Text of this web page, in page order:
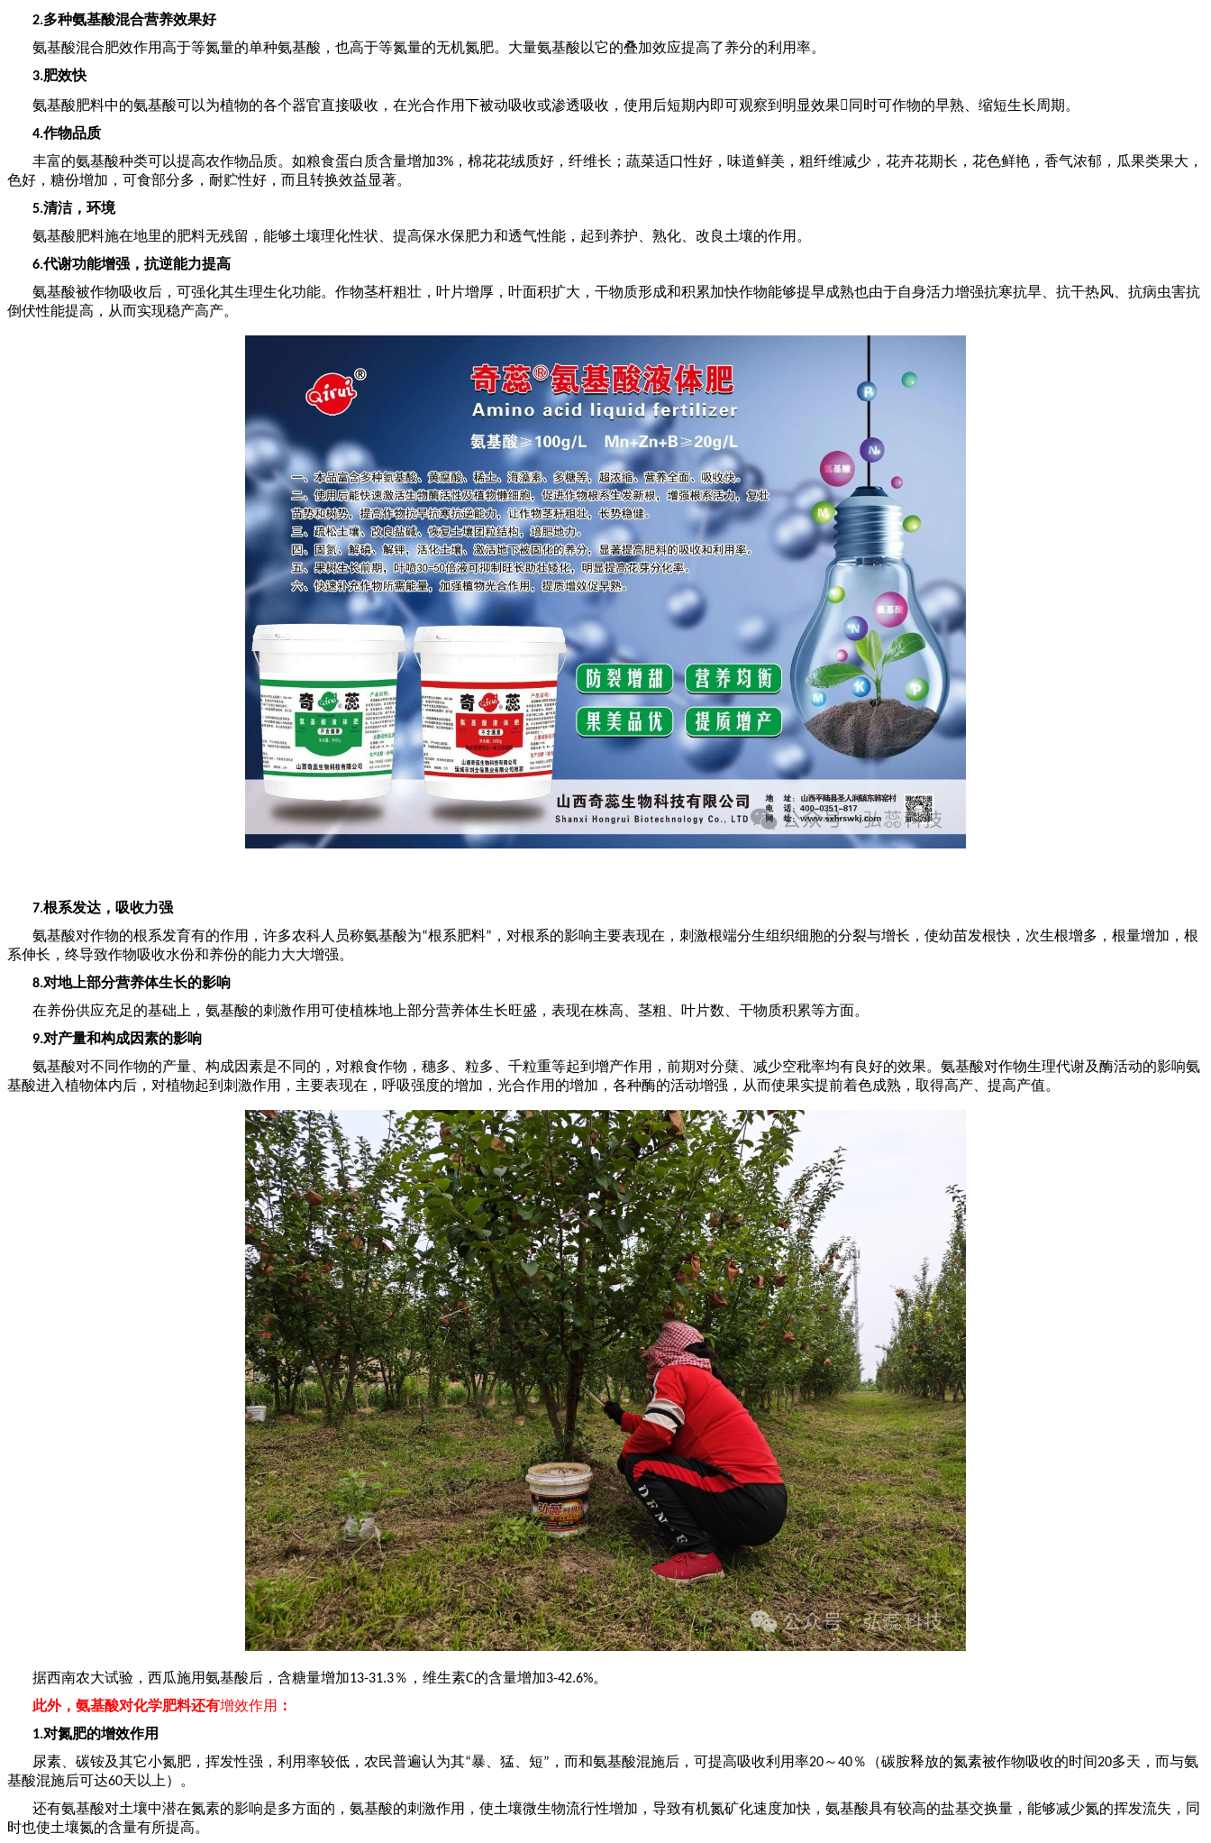
2.多种氨基酸混合营养效果好
氨基酸混合肥效作用高于等氮量的单种氨基酸，也高于等氮量的无机氮肥。大量氨基酸以它的叠加效应提高了养分的利用率。
3.肥效快
氨基酸肥料中的氨基酸可以为植物的各个器官直接吸收，在光合作用下被动吸收或渗透吸收，使用后短期内即可观察到明显效果 同时可作物的早熟、缩短生长周期。
4.作物品质
丰富的氨基酸种类可以提高农作物品质。如粮食蛋白质含量增加3% ，棉花花绒质好，纤维长；蔬菜适口性好，味道鲜美，粗纤维减少，花卉花期长，花色鲜艳，香气浓郁，瓜果类果大，
色好，糖份增加，可食部分多，耐贮性好，而且转换效益显著。
5.清洁，环境
氨基酸肥料施在地里的肥料无残留，能够土壤理化性状、提高保水保肥力和透气性能，起到养护、熟化、改良土壤的作用。
6.代谢功能增强，抗逆能力提高
氨基酸被作物吸收后，可强化其生理生化功能。作物茎杆粗壮，叶片增厚，叶面积扩大，干物质形成和积累加快作物能够提早成熟也由于自身活力增强抗寒抗旱、抗干热风、抗病虫害抗
倒伏性能提高，从而实现稳产高产。
7.根系发达，吸收力强
氨基酸对作物的根系发育有的作用，许多农科人员称氨基酸为“根系肥料” ，对根系的影响主要表现在，刺激根端分生组织细胞的分裂与增长，使幼苗发根快，次生根增多，根量增加，根
系伸长，终导致作物吸收水份和养份的能力大大增强。
8.对地上部分营养体生长的影响
在养份供应充足的基础上，氨基酸的刺激作用可使植株地上部分营养体生长旺盛，表现在株高、茎粗、叶片数、干物质积累等方面。
9.对产量和构成因素的影响
氨基酸对不同作物的产量、构成因素是不同的，对粮食作物，穗多、粒多、千粒重等起到增产作用，前期对分蘖、减少空秕率均有良好的效果。氨基酸对作物生理代谢及酶活动的影响氨
基酸进入植物体内后，对植物起到刺激作用，主要表现在，呼吸强度的增加，光合作用的增加，各种酶的活动增强，从而使果实提前着色成熟，取得高产、提高产值。
据西南农大试验，西瓜施用氨基酸后，含糖量增加13-31.3％，维生素C的含量增加3-42.6%。
此外，氨基酸对化学肥料还有增效作用 ：
1.对氮肥的增效作用
尿素、碳铵及其它小氮肥，挥发性强，利用率较低，农民普遍认为其“暴、猛、短” ，而和氨基酸混施后，可提高吸收利用率20～40％（碳胺释放的氮素被作物吸收的时间20多天，而与氨
基酸混施后可达60天以上）。
还有氨基酸对土壤中潜在氮素的影响是多方面的，氨基酸的刺激作用，使土壤微生物流行性增加，导致有机氮矿化速度加快，氨基酸具有较高的盐基交换量，能够减少氮的挥发流失，同
时也使土壤氮的含量有所提高。